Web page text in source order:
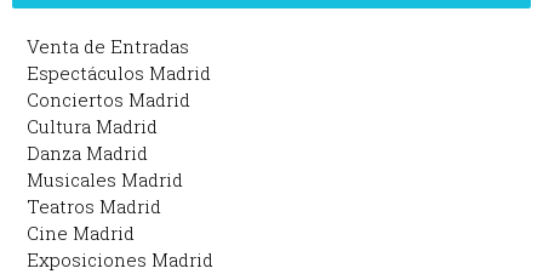
Venta de Entradas
Espectáculos Madrid
Conciertos Madrid
Cultura Madrid
Danza Madrid
Musicales Madrid
Teatros Madrid
Cine Madrid
Exposiciones Madrid